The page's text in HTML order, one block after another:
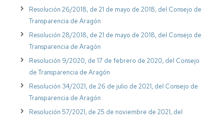
Resolución 26/2018, de 21 de mayo de 2018, del Consejo de
Transparencia de Aragón
Resolución 28/2018, de 21 de mayo de 2018, del Consejo de
Transparencia de Aragón
Resolución 9/2020, de 17 de febrero de 2020, del Consejo
de Transparencia de Aragón
Resolución 34/2021, de 26 de julio de 2021, del Consejo de
Transparencia de Aragón
Resolución 57/2021, de 25 de noviembre de 2021, del